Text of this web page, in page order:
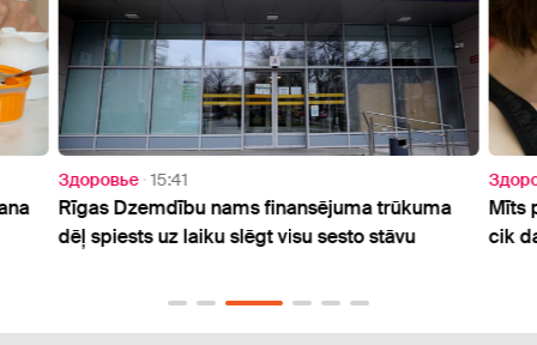
Здоровье 15:41
Rīgas Dzemdību nams finansējuma trūkuma
dēļ spiests uz laiku slēgt visu sesto stāvu
Mīts
cik